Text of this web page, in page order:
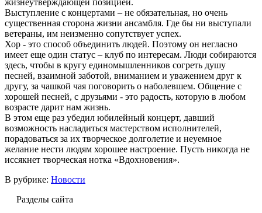
Выступление с концертами – не обязательная, но очень
существенная сторона жизни ансамбля. Где бы ни выступали
ветераны, им неизменно сопутствует успех.
Хор - это способ объединить людей. Поэтому он негласно
имеет еще один статус – клуб по интересам. Люди собираются
здесь, чтобы в кругу единомышленников согреть душу
песней, взаимной заботой, вниманием и уважением друг к
другу, за чашкой чая поговорить о наболевшем. Общение с
хорошей песней, с друзьями - это радость, которую в любом
возрасте дарит нам жизнь.
В этом еще раз убедил юбилейный концерт, давший
возможность насладиться мастерством исполнителей,
порадоваться за их творческое долголетие и неуемное
желание нести людям хорошее настроение. Пусть никогда не
иссякнет творческая нотка «Вдохновения».
В рубрике: Новости
Разделы сайта